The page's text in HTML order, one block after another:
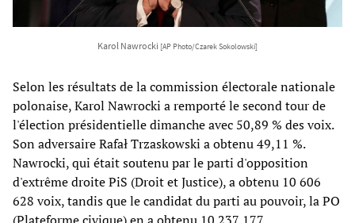
Karol Nawrocki [AP Photo/Czarek Sokolowski]
Selon les résultats de la commission électorale nationale
polonaise, Karol Nawrocki a remporté le second tour de
l'élection présidentielle dimanche avec 50,89 % des voix.
Son adversaire Rafał Trzaskowski a obtenu 49,11 %.
Nawrocki, qui était soutenu par le parti d'opposition
d'extrême droite PiS (Droit et Justice), a obtenu 10 606
628 voix, tandis que le candidat du parti au pouvoir, la PO